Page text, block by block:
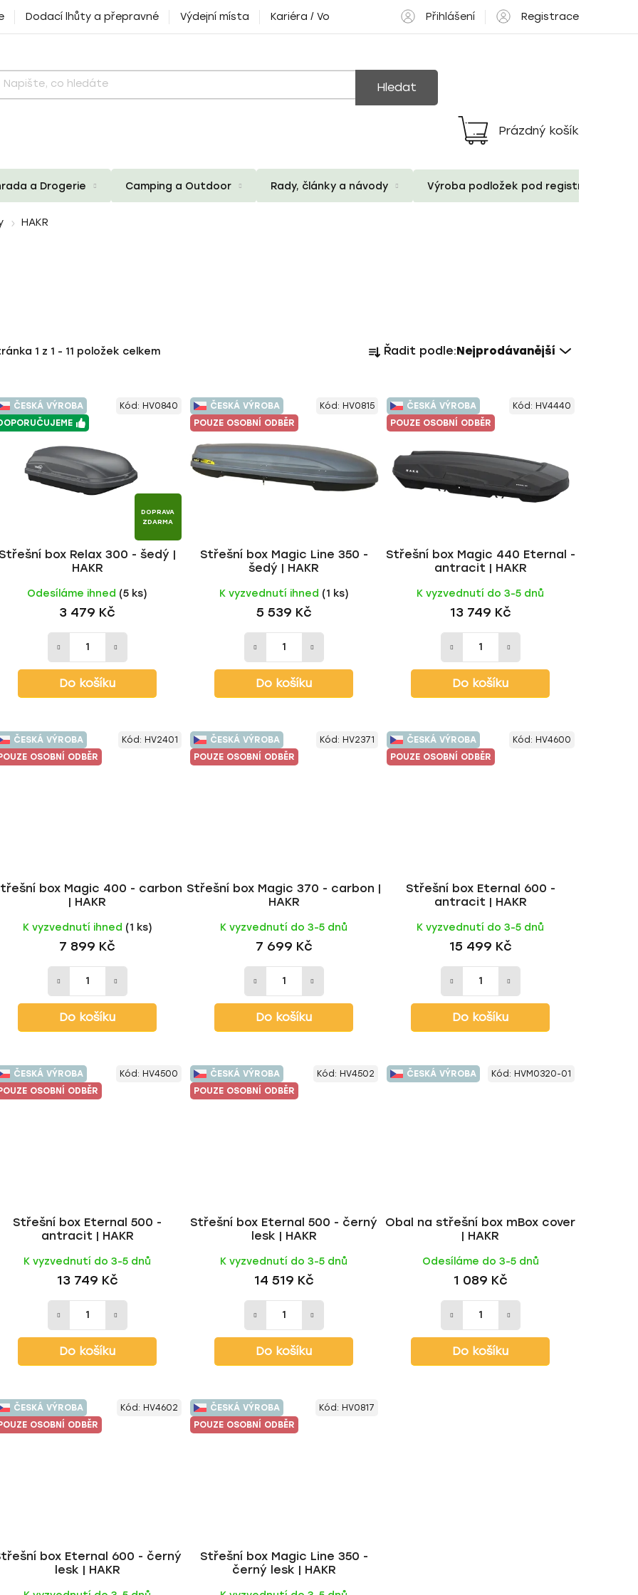
Dodací lhůty a přepravné Výdejní místa Kariéra / Volné pozice Přihlášení Registrace
Hledat
Nákupní
košík
Prázdný košík
a Drogerie Camping a Outdoor Rady, články a návody Výroba podložek pod registrační
HAKR
1 z 1 - 11 položek celkem
a
n
r
o
Řadit podle:Nejprodávanější
ČESKÁ VÝROBA
DOPRAVA
ZDARMA
box Relax 300 - šedý |
HAKR
Odesíláme ihned (5 ks)
3 479 Kč
Do košíku
Kód: HV0840
ČESKÁ VÝROBA
POUZE OSOBNÍ ODBĚR
Střešní box Magic Line 350 -
šedý | HAKR
K vyzvednutí ihned (1 ks)
5 539 Kč
Do košíku
Kód: HV0815
ČESKÁ VÝROBA
POUZE OSOBNÍ ODBĚR
Střešní box Magic 440 Eternal -
antracit | HAKR
K vyzvednutí do 3-5 dnů
13 749 Kč
Do košíku
Kód: HV4440
ČESKÁ VÝROBA
OSOBNÍ ODBĚR
box Magic 400 - carbon
| HAKR
K vyzvednutí ihned (1 ks)
7 899 Kč
Do košíku
Kód: HV2401
ČESKÁ VÝROBA
POUZE OSOBNÍ ODBĚR
Střešní box Magic 370 - carbon |
HAKR
K vyzvednutí do 3-5 dnů
7 699 Kč
Do košíku
Kód: HV2371
ČESKÁ VÝROBA
POUZE OSOBNÍ ODBĚR
Střešní box Eternal 600 -
antracit | HAKR
K vyzvednutí do 3-5 dnů
15 499 Kč
Do košíku
Kód: HV4600
ČESKÁ VÝROBA
OSOBNÍ ODBĚR
Střešní box Eternal 500 -
antracit | HAKR
K vyzvednutí do 3-5 dnů
13 749 Kč
Do košíku
Kód: HV4500
ČESKÁ VÝROBA
POUZE OSOBNÍ ODBĚR
Střešní box Eternal 500 - černý
lesk | HAKR
K vyzvednutí do 3-5 dnů
14 519 Kč
Do košíku
Kód: HV4502 ČESKÁ VÝROBA
Obal na střešní box mBox cover
| HAKR
Odesíláme do 3-5 dnů
1 089 Kč
Do košíku
Kód: HVM0320-01
ČESKÁ VÝROBA
OSOBNÍ ODBĚR
box Eternal 600 - černý
lesk | HAKR
Kód: HV4602
ČESKÁ VÝROBA
POUZE OSOBNÍ ODBĚR
Střešní box Magic Line 350 -
černý lesk | HAKR
Kód: HV0817